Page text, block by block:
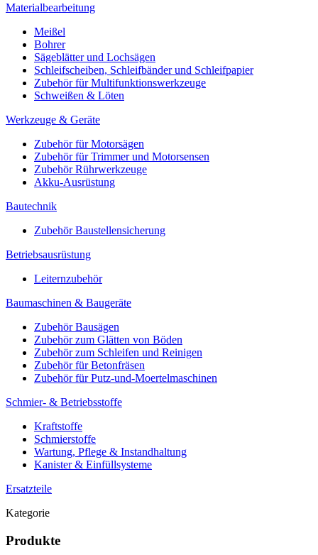
Materialbearbeitung
Meißel
Bohrer
Sägeblätter und Lochsägen
Schleifscheiben, Schleifbänder und Schleifpapier
Zubehör für Multifunktionswerkzeuge
Schweißen & Löten
Werkzeuge & Geräte
Zubehör für Motorsägen
Zubehör für Trimmer und Motorsensen
Zubehör Rührwerkzeuge
Akku-Ausrüstung
Bautechnik
Zubehör Baustellensicherung
Betriebsausrüstung
Leiternzubehör
Baumaschinen & Baugeräte
Zubehör Bausägen
Zubehör zum Glätten von Böden
Zubehör zum Schleifen und Reinigen
Zubehör für Betonfräsen
Zubehör für Putz-und-Moertelmaschinen
Schmier- & Betriebsstoffe
Kraftstoffe
Schmierstoffe
Wartung, Pflege & Instandhaltung
Kanister & Einfüllsysteme
Ersatzteile
Kategorie
Produkte